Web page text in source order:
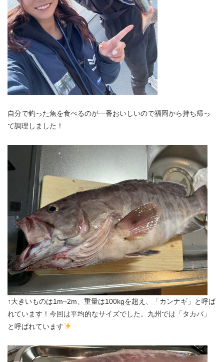
自分で釣った魚を食べるのが一番おいしいので福岡から持ち帰っ
て調理しました！
↑大きいものは1m~2m、重量は100kgを超え、「カンナギ」と呼ば
れています！今回は平均的なサイズでした。九州では「タカバ」
と呼ばれています